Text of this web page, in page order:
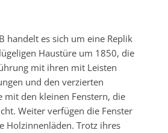
handelt es sich um eine Replik
Haustüre um 1850, die
mit ihren mit Leisten
und den verzierten
mit den kleinen Fenstern, die
Weiter verfügen die Fenster
Holzinnenläden. Trotz ihres